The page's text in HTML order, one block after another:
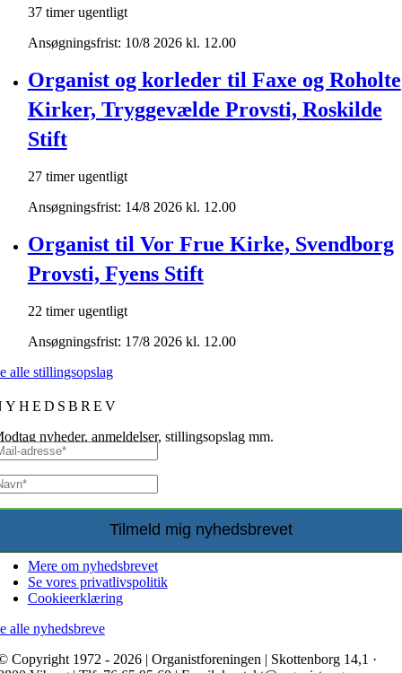
37 timer ugentligt
Ansøgningsfrist: 10/8 2026 kl. 12.00
Organist og korleder til Faxe og Roholte
Kirker, Tryggevælde Provsti, Roskilde
Stift
27 timer ugentligt
Ansøgningsfrist: 14/8 2026 kl. 12.00
Organist til Vor Frue Kirke, Svendborg
Provsti, Fyens Stift
22 timer ugentligt
Ansøgningsfrist: 17/8 2026 kl. 12.00
alle stillingsopslag
nyheder, anmeldelser, stillingsopslag mm.
Mere om nyhedsbrevet
Se vores privatlivspolitik
Cookieerklæring
alle nyhedsbreve
Copyright 1972 - 2026 | Organistforeningen | Skottenborg 14,1 ·